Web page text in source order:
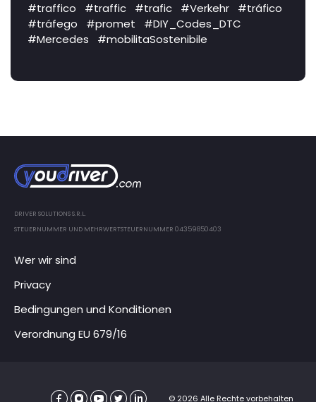
#traffico #traffic #trafic #Verkehr
#tráfico
#tráfego
#promet
#DIY_Codes_DTC
#Mercedes
#mobilitaSostenibile
DRIVER SOLUTIONS S.R.L.
STEUERNUMMER UND MEHRWERTSTEUERNUMMER 04359850403
Wer wir sind
Privacy
Bedingungen und Konditionen
Verordnung EU 679/16
© 2026 Alle Rechte vorbehalten